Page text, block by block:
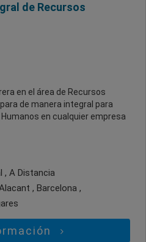
de Recursos
en el área de Recursos
de manera integral para
en cualquier empresa
, A Distancia
, Barcelona ,